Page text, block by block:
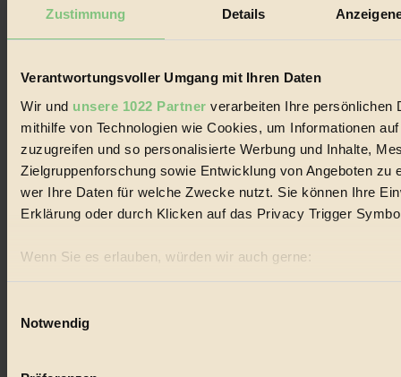
Zustimmung Details
Verantwortungsvoller Umgang mit Ihren Daten
Wir und unsere 1022 Partner verarbeiten Ihre persönlichen
mithilfe von Technologien wie Cookies, um Informationen
zuzugreifen und so personalisierte Werbung und Inhalte,
Zielgruppenforschung sowie Entwicklung von Angeboten zu
wer Ihre Daten für welche Zwecke nutzt. Sie können Ihre
Erklärung oder durch Klicken auf das Privacy Trigger
Wenn Sie es erlauben, würden wir auch gerne:
Informationen über Ihre geografische Lage erfassen,
Ihr Gerät durch aktives Scannen nach bestimmten
Präferenzen im
Notwendig
Der BIORAMA-Newsletter
Erhalte in regelmäßigen Abständen die aktuellsten Artikel,
BIORAMA-Magazin per E-Mail.
Jetzt eintragen:
© 2026 Biorama GmbH
Impressum & Disclaimer
Mediadaten